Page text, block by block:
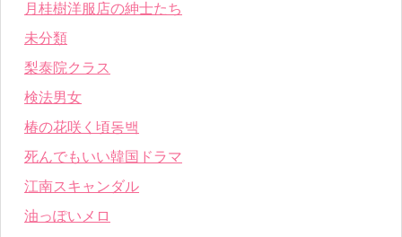
月桂樹洋服店の紳士たち
未分類
梨泰院クラス
検法男女
椿の花咲く頃동백
死んでもいい韓国ドラマ
江南スキャンダル
油っぽいメロ